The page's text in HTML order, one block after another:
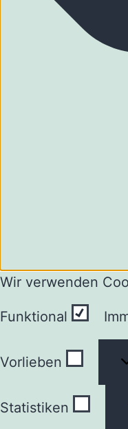
Wir verwenden
Funktional
Vorlieben
Statistiken